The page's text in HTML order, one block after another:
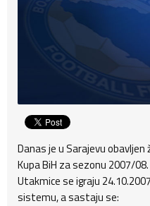
Danas je u Sarajevu
Kupa BiH za sezonu 2007/08.
Utakmice se igraju
sistemu, a sastaju se: